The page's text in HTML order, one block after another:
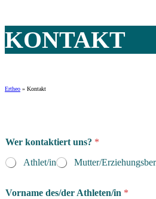
KONTAKT
Ertheo » Kontakt
Wer kontaktiert uns? *
Athlet/in
Mutter/
Vorname des/der Athleten/in *